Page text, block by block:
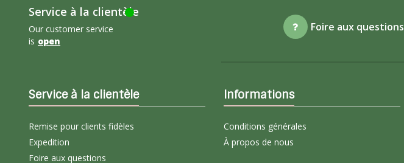
Service à la clientèle
Our customer service
is open
Foire aux questions
Service à la clientèle
Remise pour clients fidèles
Expedition
Foire aux questions
Informations
Conditions générales
À propos de nous